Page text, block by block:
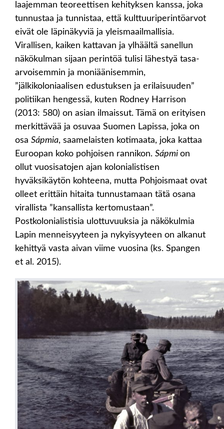
laajemman teoreettisen kehityksen kanssa, joka
tunnustaa ja tunnistaa, että kulttuuriperintöarvot
eivät ole läpinäkyviä ja yleismaailmallisia.
Virallisen, kaiken kattavan ja ylhäältä sanellun
näkökulman sijaan perintöä tulisi lähestyä tasa-
arvoisemmin ja moniäänisemmin,
”jälkikoloniaalisen edustuksen ja erilaisuuden”
politiikan hengessä, kuten Rodney Harrison
(2013: 580) on asian ilmaissut. Tämä on erityisen
merkittävää ja osuvaa Suomen Lapissa, joka on
osa Sápmia, saamelaisten kotimaata, joka kattaa
Euroopan koko pohjoisen rannikon. Sápmi on
ollut vuosisatojen ajan kolonialistisen
hyväksikäytön kohteena, mutta Pohjoismaat ovat
olleet erittäin hitaita tunnustamaan tätä osana
virallista ”kansallista kertomustaan”.
Postkolonialistisia ulottuvuuksia ja näkökulmia
Lapin menneisyyteen ja nykyisyyteen on alkanut
kehittyä vasta aivan viime vuosina (ks. Spangen
et al. 2015).